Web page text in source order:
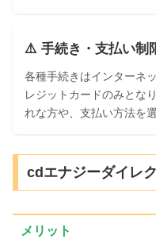
⚠️ 手続き・支払い制
各種手続きはインターネ
レジットカードのみとな
れな方や、支払い方法を
cdエナジーダイレ
メリット